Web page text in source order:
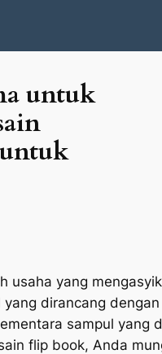
untuk
usaha yang
yang dirancang
sampul
flip book, Anda